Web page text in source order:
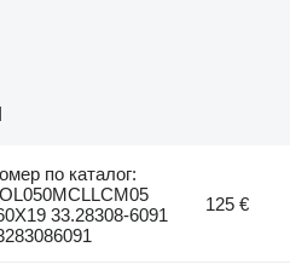
по каталог:
33.28308-6091
125 €